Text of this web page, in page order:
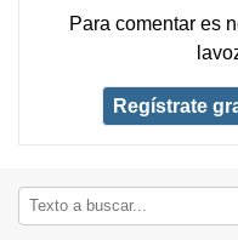
Para comentar es
Regístrate